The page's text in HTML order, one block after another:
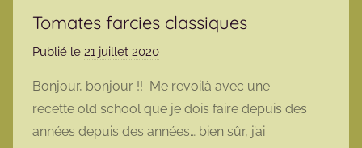
Tomates farcies classiques
Publié le 21 juillet 2020
r
m
a
Bonjour, bonjour !! Me revoilà avec une
recette old school que je dois faire depuis des
années depuis des années… bien sûr, j’ai